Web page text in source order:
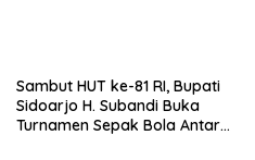
Sambut HUT ke-81 RI, Bupati
Sidoarjo H. Subandi Buka
Turnamen Sepak Bola Antar